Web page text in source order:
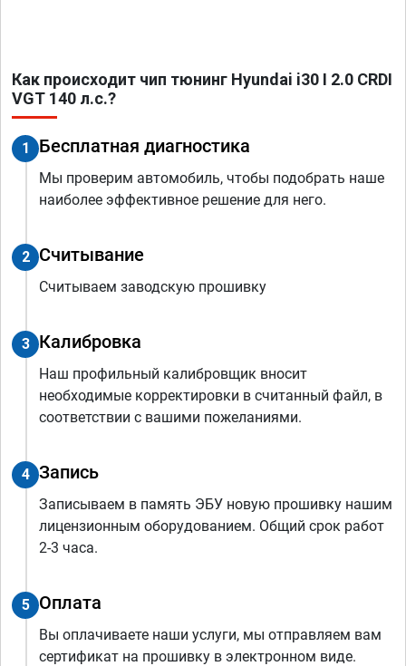
Как происходит чип тюнинг Hyundai i30 I 2.0 CRDI
VGT 140 л.с.?
1 Бесплатная диагностика
Мы проверим автомобиль, чтобы подобрать наше
наиболее эффективное решение для него.
2 Считывание
Считываем заводскую прошивку
3 Калибровка
Наш профильный калибровщик вносит
необходимые корректировки в считанный файл, в
соответствии с вашими пожеланиями.
4 Запись
Записываем в память ЭБУ новую прошивку нашим
лицензионным оборудованием. Общий срок работ
2-3 часа.
5 Оплата
Вы оплачиваете наши услуги, мы отправляем вам
сертификат на прошивку в электронном виде.